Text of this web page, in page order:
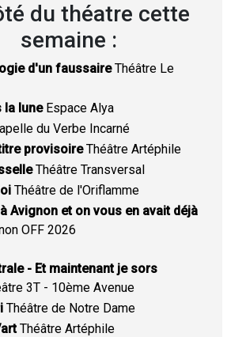
du théatre cette
semaine :
d'un faussaireThéâtre Le
la luneEspace Alya
du Verbe Incarné
provisoireThéâtre Artéphile
Théâtre Transversal
Théâtre de l'Oriflamme
Avignon et on vous en avait déjà
OFF 2026
- Et maintenant je sors
3T - 10ème Avenue
Théâtre de Notre Dame
Théâtre Artéphile